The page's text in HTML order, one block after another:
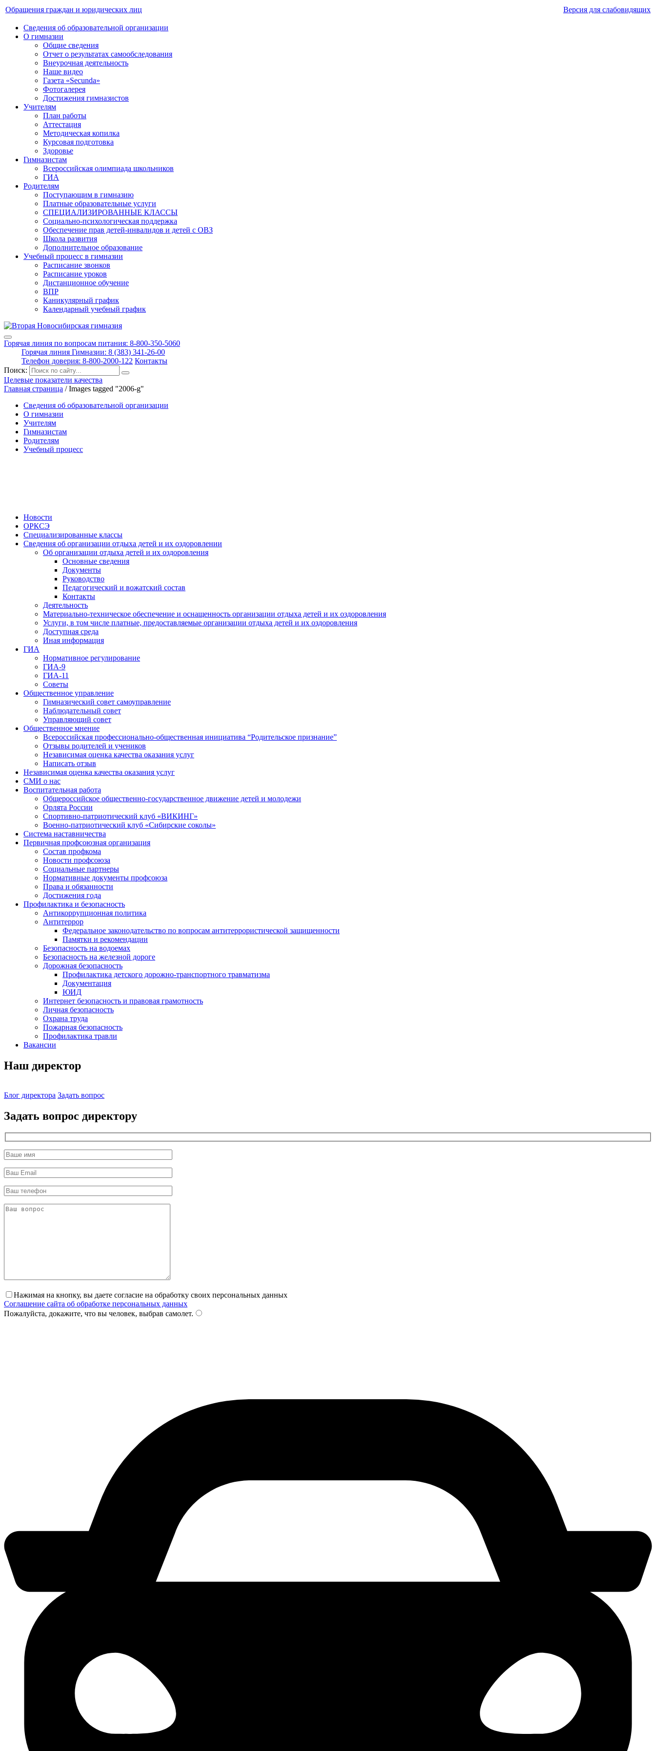
Обращения граждан и юридических лиц Версия для слабовидящих
Сведения об образовательной организации
О гимназии
Общие сведения
Отчет о результатах самообследования
Внеурочная деятельность
Наше видео
Газета «Secunda»
Фотогалерея
Достижения гимназистов
Учителям
План работы
Аттестация
Методическая копилка
Курсовая подготовка
Здоровье
Гимназистам
Всероссийская олимпиада школьников
ГИА
Родителям
Поступающим в гимназию
Платные образовательные услуги
СПЕЦИАЛИЗИРОВАННЫЕ КЛАССЫ
Социально-психологическая поддержка
Обеспечение прав детей-инвалидов и детей с ОВЗ
Школа развития
Дополнительное образование
Учебный процесс в гимназии
Расписание звонков
Расписание уроков
Дистанционное обучение
ВПР
Каникулярный график
Календарный учебный график
Горячая линия по вопросам питания: 8-800-350-5060
Горячая линия Гимназии: 8 (383) 341-26-00
Телефон доверия: 8-800-2000-122 Контакты
Поиск:
Целевые показатели качества
Главная страница /Images tagged "2006-g"
Сведения об образовательной организации
О гимназии
Учителям
Гимназистам
Родителям
Учебный процесс
Новости
ОРКСЭ
Специализированные классы
Сведения об организации отдыха детей и их оздоровлении
Об организации отдыха детей и их оздоровления
Основные сведения
Документы
Руководство
Педагогический и вожатский состав
Контакты
Деятельность
Материально-техническое обеспечение и оснащенность организации отдыха детей и их оздоровления
Услуги, в том числе платные, предоставляемые организации отдыха детей и их оздоровления
Доступная среда
Иная информация
ГИА
Нормативное регулирование
ГИА-9
ГИА-11
Советы
Общественное управление
Гимназический совет самоуправление
Наблюдательный совет
Управляющий совет
Общественное мнение
Всероссийская профессионально-общественная инициатива “Родительское признание”
Отзывы родителей и учеников
Независимая оценка качества оказания услуг
Написать отзыв
Независимая оценка качества оказания услуг
СМИ о нас
Воспитательная работа
Общероссийское общественно-государственное движение детей и молодежи
Орлята России
Спортивно-патриотический клуб «ВИКИНГ»
Военно-патриотический клуб «Сибирские соколы»
Система наставничества
Первичная профсоюзная организация
Состав профкома
Новости профсоюза
Социальные партнеры
Нормативные документы профсоюза
Права и обязанности
Достижения года
Профилактика и безопасность
Антикоррупционная политика
Антитеррор
Федеральное законодательство по вопросам антитеррористической защищенности
Памятки и рекомендации
Безопасность на водоемах
Безопасность на железной дороге
Дорожная безопасность
Профилактика детского дорожно-транспортного травматизма
Документация
ЮИД
Интернет безопасность и правовая грамотность
Личная безопасность
Охрана труда
Пожарная безопасность
Профилактика травли
Вакансии
Наш директор
Блог директора Задать вопрос
Задать вопрос директору
Нажимая на кнопку, вы даете согласие на обработку своих персональных данных
Соглашение сайта об обработке персональных данных
Пожалуйста, докажите, что вы человек, выбрав самолет.